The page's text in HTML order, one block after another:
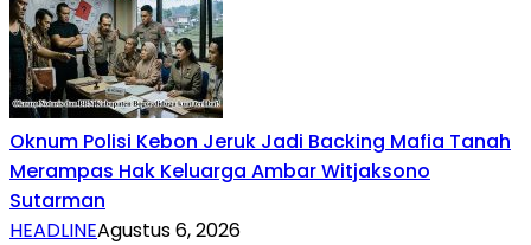
Oknum Polisi Kebon Jeruk Jadi Backing Mafia Tanah
Merampas Hak Keluarga Ambar Witjaksono
Sutarman
HEADLINEAgustus 6, 2026